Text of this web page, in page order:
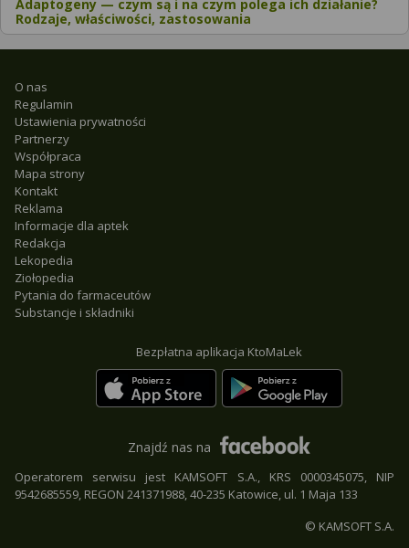
Adaptogeny — czym są i na czym polega ich działanie?
Rodzaje, właściwości, zastosowania
O nas
Regulamin
Ustawienia prywatności
Partnerzy
Współpraca
Mapa strony
Kontakt
Reklama
Informacje dla aptek
Redakcja
Lekopedia
Ziołopedia
Pytania do farmaceutów
Substancje i składniki
Bezpłatna aplikacja KtoMaLek
Znajdź nas na
Operatorem serwisu jest KAMSOFT S.A., KRS 0000345075, NIP
9542685559, REGON 241371988, 40-235 Katowice, ul. 1 Maja 133
© KAMSOFT S.A.